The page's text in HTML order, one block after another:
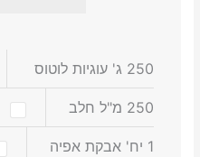
250 ג' עוגיות לוטוס
250 מ"ל חלב
1 יח' אבקת אפיה